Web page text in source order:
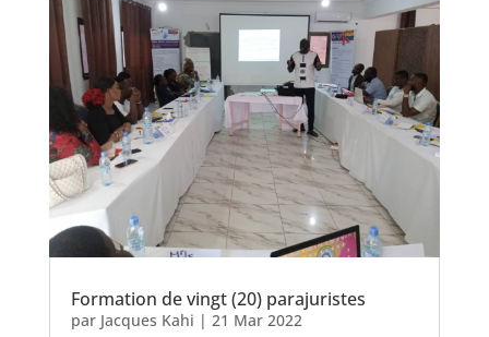
Formation de vingt (20) parajuristes
par Jacques Kahi | 21 Mar 2022